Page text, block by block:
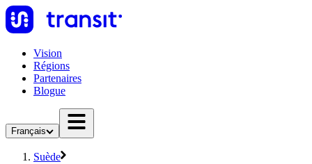
Vision
Régions
Partenaires
Blogue
Français
Suède